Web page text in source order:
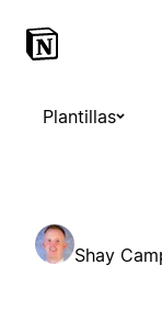
Plantillas
Shay